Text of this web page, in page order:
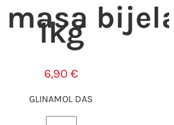
masa
1kg
6,90 €
GLINAMOL DAS